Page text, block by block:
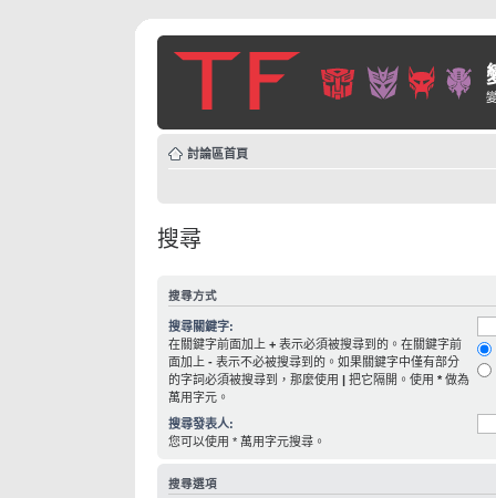
討論區首頁
搜尋
搜尋方式
搜尋關鍵字:
在關鍵字前面加上 + 表示必須被搜尋到的。在關鍵字前
面加上 - 表示不必被搜尋到的。如果關鍵字中僅有部分
的字詞必須被搜尋到，那麼使用 | 把它隔開。使用 * 做為
萬用字元。
搜尋發表人:
您可以使用 * 萬用字元搜尋。
搜尋選項